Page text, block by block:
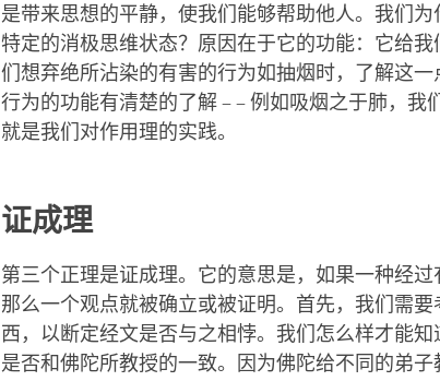
是带来思想的平静，使我们能够帮助他人。我们
特定的消极思维状态？原因在于它的功能：它给
们想弃绝所沾染的有害的行为如抽烟时，了解这
行为的功能有清楚的了解 – – 例如吸烟之于肺，我
就是我们对作用理的实践。
证成理
第三个正理是证成理。它的意思是，如果一种经过
那么一个观点就被确立或被证明。首先，我们需
西，以断定经文是否与之相悖。我们怎么样才能
是否和佛陀所教授的一致。因为佛陀给不同的弟